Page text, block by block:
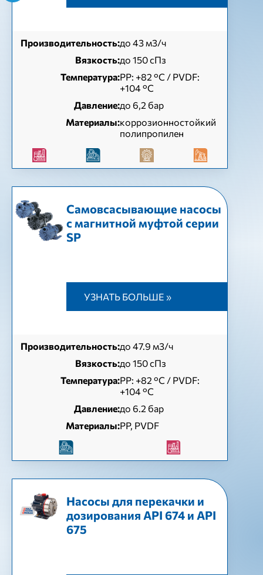
Производительность:до 43 м3/ч
Вязкость:до 150 сПз
Температура:РР: +82 °С / PVDF:
+104 °С
Давление:до 6,2 бар
Материалы:коррозионностойкий
полипропилен
Самовсасывающие насосы
с магнитной муфтой серии
SP
УЗНАТЬ БОЛЬШЕ »
Производительность:до 47.9 м3/ч
Вязкость:до 150 сПз
Температура:РР: +82 °С / PVDF:
+104 °С
Давление:до 6.2 бар
Материалы:PP, PVDF
Насосы для перекачки и
дозирования API 674 и API
675